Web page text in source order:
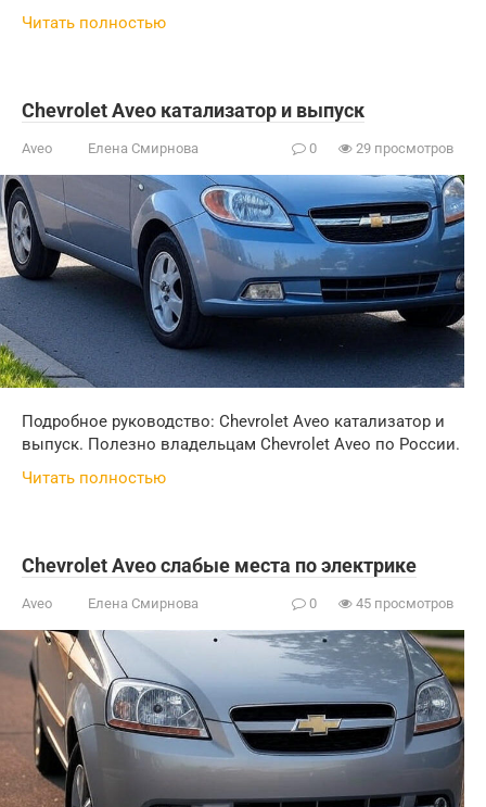
Читать полностью
Chevrolet Aveo катализатор и выпуск
Aveo Елена Смирнова 0 29 просмотров
Подробное руководство: Chevrolet Aveo катализатор и
выпуск. Полезно владельцам Chevrolet Aveo по России.
Читать полностью
Chevrolet Aveo слабые места по электрике
Aveo Елена Смирнова 0 45 просмотров